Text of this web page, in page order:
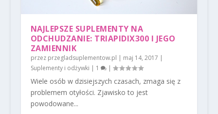
NAJLEPSZE SUPLEMENTY NA
ODCHUDZANIE: TRIAPIDIX300 I JEGO
ZAMIENNIK
przez przegladsuplementow.pl | maj 14, 2017 |
Suplementy i odżywki | 1 |
Wiele osób w dzisiejszych czasach, zmaga się z
problemem otyłości. Zjawisko to jest
powodowane...